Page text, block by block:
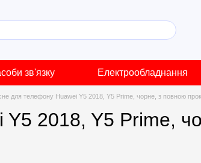
зв'язку Електрообладнання
для телефону Huawei Y5 2018, Y5 Prime, чорне, з повною
2018, Y5 Prime,